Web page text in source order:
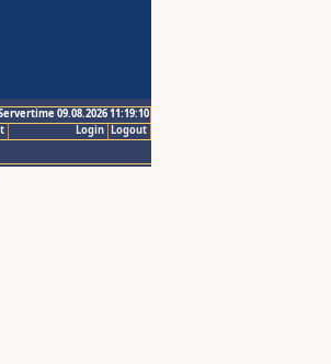
09.08.2026 11:19:10
Logout
Login